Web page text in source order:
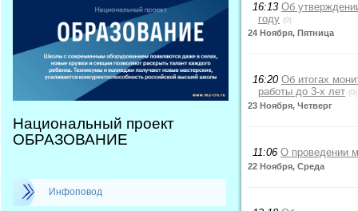
Национальный проект
ОБРАЗОВАНИЕ
Инфоповод
16:13 Об
году (0)
24 Ноября, Пятница
16:20 Об итогах
работы до 3-х лет (0)
23 Ноября, Четверг
11:06 О проведении
22 Ноября, Среда